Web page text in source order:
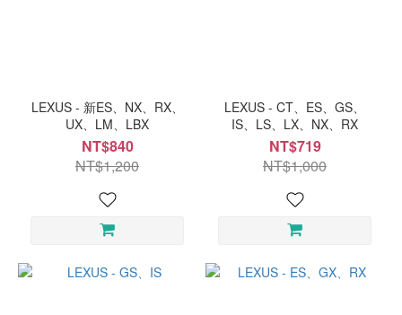
LEXUS - 新ES、NX、RX、
UX、LM、LBX
NT$840
NT$1,200
LEXUS - CT、ES、GS、
IS、LS、LX、NX、RX
NT$719
NT$1,000